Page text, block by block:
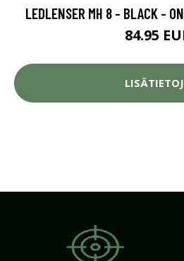
LEDLENSER MH 8 - BLACK -
84.95